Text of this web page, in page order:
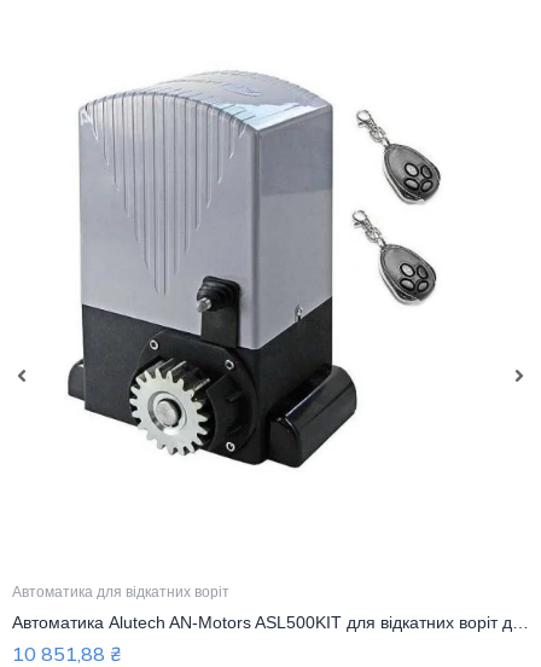
Автоматика для відкатних воріт
10 851,88 ₴